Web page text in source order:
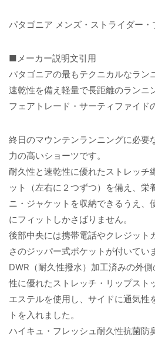
パタゴニア メンズ・ストライダー
■メーカー説明文引用
パタゴニアの最もテクニカルなラン
速乾性を備え軽量で長距離のランニ
フェアトレード・サーティファイド
終日のマウンテンランニングに必要
力の高いショーツです。
耐久性と速乾性に優れたストレッチ
ット（左右に２つずつ）を備え、栄
ニ・ジャケットを収納できるうえ、
にフィットしかさばりません。
後部中央には携帯電話やクレジット
さのジッパー式ポケットが付いてい
DWR（耐久性撥水）加工済みの外
性に優れたストレッチ・リップスト
エステルを使用し、サイドに通気性
トを入れました。
ハイキュ・フレッシュ耐久性抗菌防